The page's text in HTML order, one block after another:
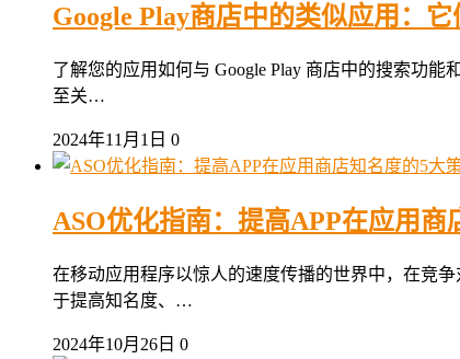
Google Play商店中的类似应用：它
了解您的应用如何与 Google Play 商店中的搜索功
至关…
2024年11月1日 0
ASO优化指南：提高APP在应用商
在移动应用程序以惊人的速度传播的世界中，在竞
于提高知名度、…
2024年10月26日 0